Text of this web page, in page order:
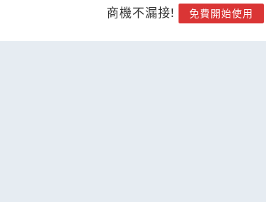
商機不漏接!
免費開始使用